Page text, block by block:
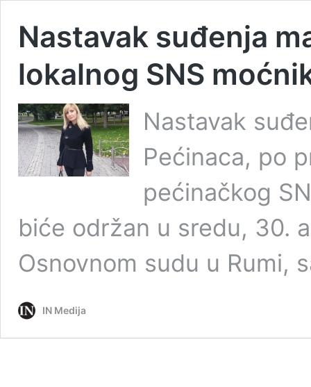
Nastavak suđenja
lokalnog SNS
Nastavak
Pećinaca, po
pećinačkog
biće održan u sredu, 30.
Osnovnom sudu u Rumi,
IN Medija